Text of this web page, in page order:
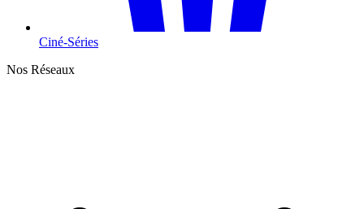
Ciné-Séries
Nos Réseaux